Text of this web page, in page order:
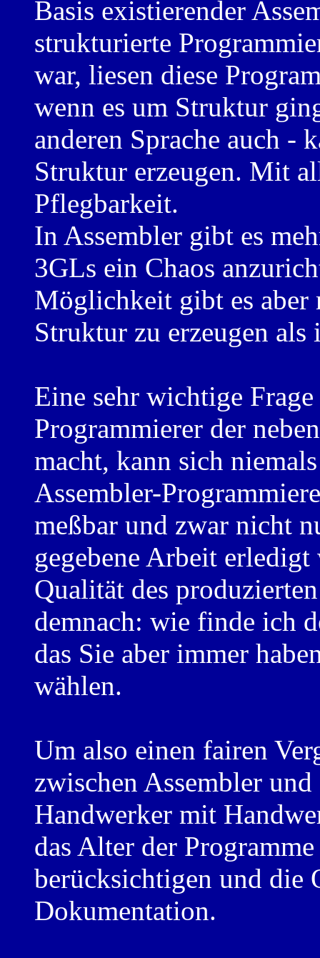
Basis existierender
strukturierte
war, liesen diese
wenn es um Struktur
anderen Sprache auch -
Struktur erzeugen. Mit
Pflegbarkeit.
In Assembler gibt es
3GLs ein Chaos
Möglichkeit gibt es aber
Struktur zu erzeugen als
Eine sehr wichtige
Programmierer der
macht, kann sich
Assembler-
meßbar und zwar nicht
gegebene Arbeit
Qualität des
demnach: wie finde ich
das Sie aber immer
wählen.
Um also einen fairen
zwischen Assembler
Handwerker mit
das Alter der
berücksichtigen und die
Dokumentation.